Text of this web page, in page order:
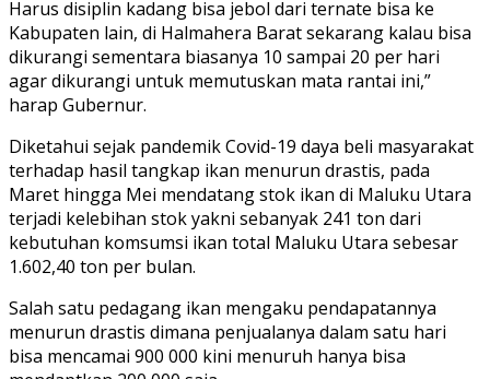
Harus disiplin kadang bisa jebol dari ternate bisa ke
Kabupaten lain, di Halmahera Barat sekarang kalau bisa
dikurangi sementara biasanya 10 sampai 20 per hari
agar dikurangi untuk memutuskan mata rantai ini,”
harap Gubernur.
Diketahui sejak pandemik Covid-19 daya beli masyarakat
terhadap hasil tangkap ikan menurun drastis, pada
Maret hingga Mei mendatang stok ikan di Maluku Utara
terjadi kelebihan stok yakni sebanyak 241 ton dari
kebutuhan komsumsi ikan total Maluku Utara sebesar
1.602,40 ton per bulan.
Salah satu pedagang ikan mengaku pendapatannya
menurun drastis dimana penjualanya dalam satu hari
bisa mencamai 900 000 kini menuruh hanya bisa